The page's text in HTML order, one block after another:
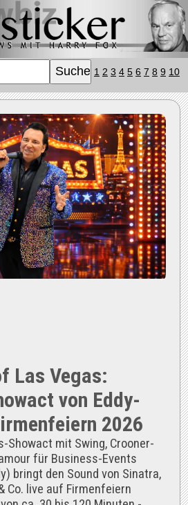
1 2 3 4 5 6 7 8 9 10
Las Vegas:
von Eddy-
2026
Showact mit Swing, Crooner-
für Business-Events
bringt den Sound von Sinatra,
Co. live auf Firmenfeiern